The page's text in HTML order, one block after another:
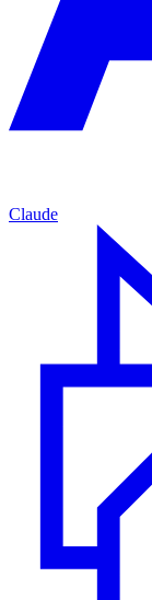
Claude